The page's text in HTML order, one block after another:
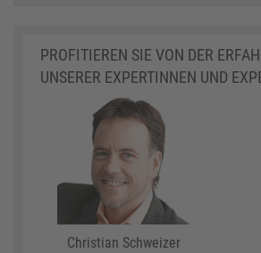
PROFITIEREN SIE VON DER
UNSERER EXPERTINNEN UND
Christian Schweizer